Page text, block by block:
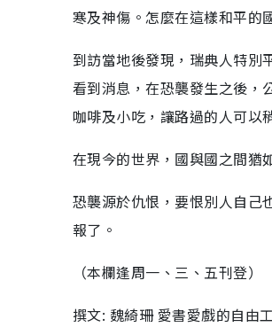
寒及神傷。怎麼在這樣和平的
到訪當地後發現，瑞典人特別
看到消息，在恐襲發生之後，
咖啡及小吃，讓路過的人可以
在現今的世界，國與國之間猶
恐襲源於仇恨，要恨別人自己
報了。
（本欄逢周一、三、五刊登）
撰文: 魏綺珊 愛書愛戲的自由